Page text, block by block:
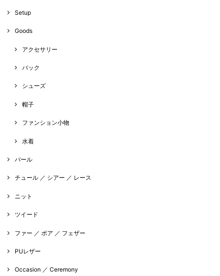
Setup
Goods
アクセサリー
バック
シューズ
帽子
ファンション小物
水着
パール
チュール ／ シアー ／ レース
ニット
ツイード
ファー ／ ボア ／ フェザー
PUレザー
Occasion ／ Ceremony